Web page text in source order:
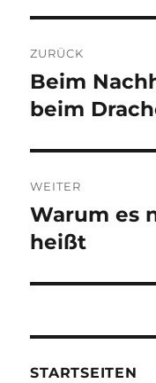
ZURÜCK
Vorheriger
Beitrag:
Beim
beim
WEITER
Nächster
Beitrag:
Warum es
heißt
STARTSEITEN